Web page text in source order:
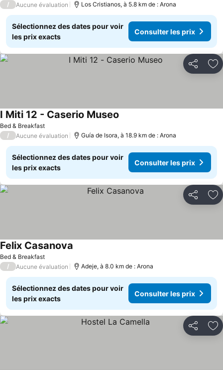
/ Aucune évaluation Los Cristianos, à 5.8 km de : Arona
Sélectionnez des dates pour voir
les prix exacts
Consulter les prix
Partager
Bed & Breakfast
I Miti 12 - Caserio Museo
/ Aucune évaluation Guía de Isora, à 18.9 km de : Arona
Sélectionnez des dates pour voir
les prix exacts
Consulter les prix
Partager
Bed & Breakfast
Felix Casanova
/ Aucune évaluation Adeje, à 8.0 km de : Arona
Sélectionnez des dates pour voir
les prix exacts
Consulter les prix
Partager